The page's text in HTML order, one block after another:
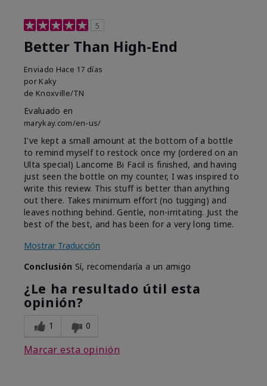
5
Better Than High-End
Enviado Hace 17 días
por Kaky
de Knoxville/TN
Evaluado en
marykay.com/en-us/
I've kept a small amount at the bottom of a bottle
to remind myself to restock once my (ordered on an
Ulta special) Lancome Bi Facil is finished, and having
just seen the bottle on my counter, I was inspired to
write this review. This stuff is better than anything
out there. Takes minimum effort (no tugging) and
leaves nothing behind. Gentle, non-irritating. Just the
best of the best, and has been for a very long time.
Mostrar Traducción
Conclusión Sí, recomendaría a un amigo
¿Le ha resultado útil esta
opinión?
1 0
Marcar esta opinión